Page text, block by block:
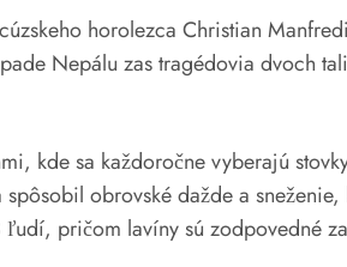
horolezca Christian
Nepálu zas tragédovia dvoch
kde sa každoročne vyberajú
obrovské dažde a
pričom lavíny sú zodpovedné